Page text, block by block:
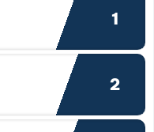
1
2